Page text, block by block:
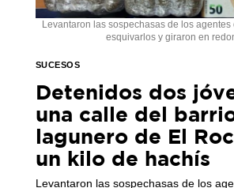
Levantaron las sospechasas de los
esquivarlos y giraron en
SUCESOS
Detenidos dos
una calle del
lagunero de El
un kilo de hachís
Levantaron las sospechasas de los